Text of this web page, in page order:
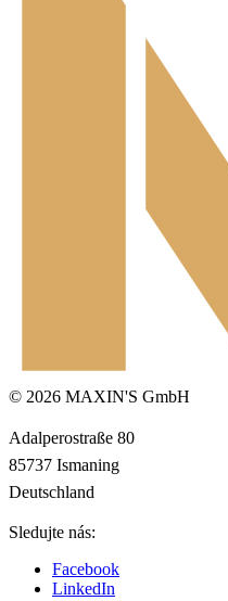
© 2026 MAXIN'S GmbH
Adalperostraße 80
85737 Ismaning
Deutschland
Sledujte nás:
Facebook
LinkedIn